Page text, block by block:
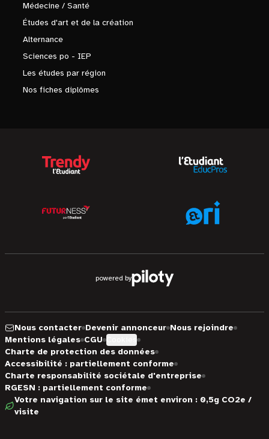
Médecine / Santé
Études d'art et de la création
Alternance
Sciences po - IEP
Les études par région
Nos fiches diplômes
powered by
Nous contacter Devenir annonceur Nous rejoindre
Mentions légales CGU
Charte de protection des données
Accessibilité : partiellement conforme
Charte responsabilité sociétale d'entreprise
RGESN : partiellement conforme
Votre navigation sur le site émet environ : 0,5g CO2e /
visite